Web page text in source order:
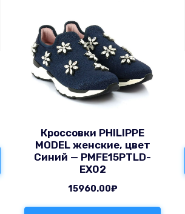
Кроссовки PHILIPPE
MODEL женские, цвет
Синий — PMFE15PTLD-
EX02
15960.00₽